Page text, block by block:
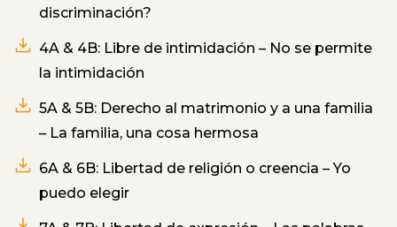
discriminación?
4A & 4B: Libre de intimidación – No se permite
la intimidación
5A & 5B: Derecho al matrimonio y a una familia
– La familia, una cosa hermosa
6A & 6B: Libertad de religión o creencia – Yo
puedo elegir